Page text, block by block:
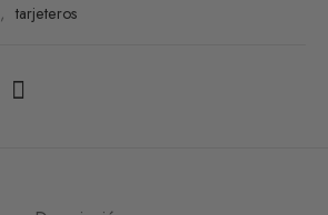
, tarjeteros